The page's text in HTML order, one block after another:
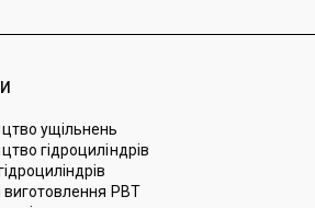
ущільнень
гідроциліндрів
виготовлення РВТ